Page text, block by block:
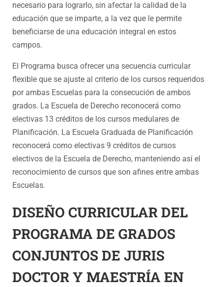
necesario para lograrlo, sin afectar la calidad de la
educación que se imparte, a la vez que le permite
beneficiarse de una educación integral en estos
campos.
El Programa busca ofrecer una secuencia curricular
flexible que se ajuste al criterio de los cursos requeridos
por ambas Escuelas para la consecución de ambos
grados. La Escuela de Derecho reconocerá como
electivas 13 créditos de los cursos medulares de
Planificación. La Escuela Graduada de Planificación
reconocerá como electivas 9 créditos de cursos
electivos de la Escuela de Derecho, manteniendo así el
reconocimiento de cursos que son afines entre ambas
Escuelas.
DISEÑO CURRICULAR DEL
PROGRAMA DE GRADOS
CONJUNTOS DE JURIS
DOCTOR Y MAESTRÍA EN